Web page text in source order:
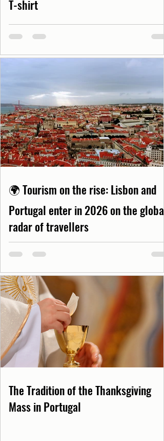
T-shirt
🌍 Tourism on the rise: Lisbon and
Portugal enter in 2026 on the global
radar of travellers
The Tradition of the Thanksgiving
Mass in Portugal